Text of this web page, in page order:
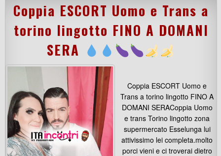
Coppia ESCORT Uomo e Trans a
torino lingotto FINO A DOMANI
SERA
Coppia ESCORT Uomo e
Trans a torino lingotto FINO A
DOMANI SERACoppia Uomo
e trans Torino lingotto zona
supermercato Esselunga lui
attivissimo lei completa.molto
porci vieni e ci troverai dietro